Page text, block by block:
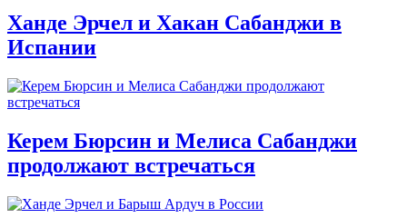
Ханде Эрчел и Хакан Сабанджи в
Испании
Керем Бюрсин и Мелиса Сабанджи
продолжают встречаться